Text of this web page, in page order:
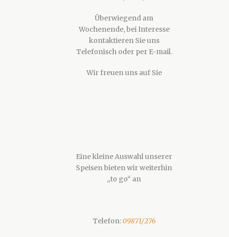
Überwiegend am
Wochenende, bei Interesse
kontaktieren Sie uns
Telefonisch oder per E-mail.
Wir freuen uns auf Sie
Eine kleine Auswahl unserer
Speisen bieten wir weiterhin
„to go“ an
Telefon:09871/276